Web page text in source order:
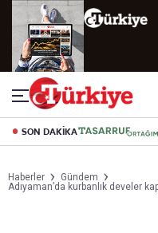
SON DAKİKA
Haberler
Gündem
Adıyaman’da kurbanlık develer